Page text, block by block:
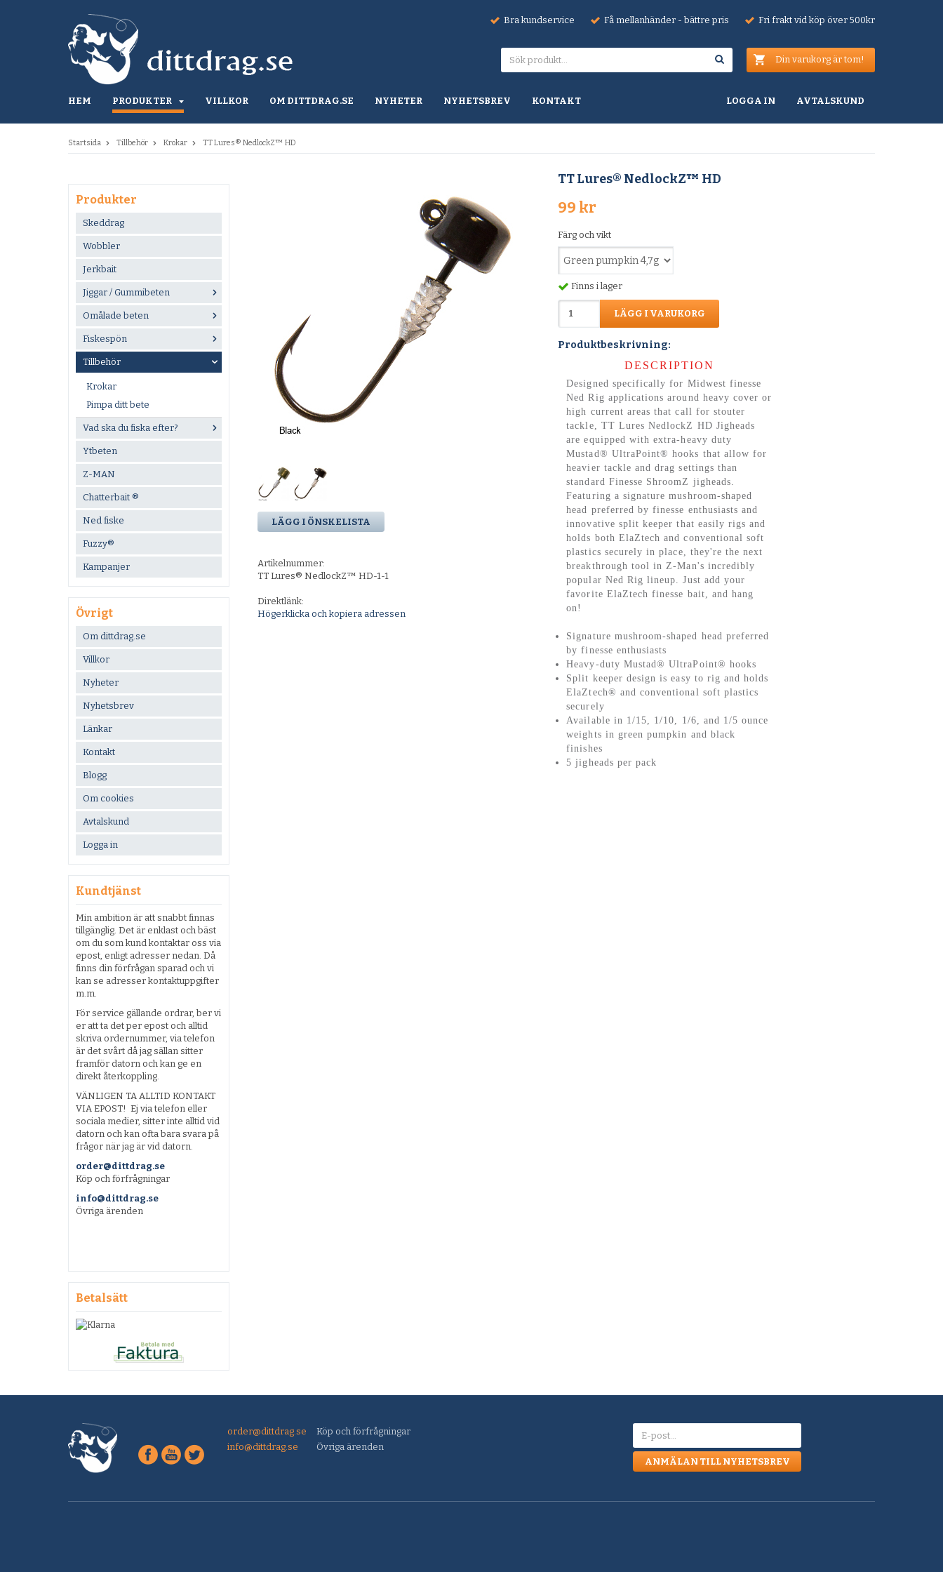
Bra kundservice Få mellanhänder - bättre pris Fri frakt vid köp över 500kr
Din varukorg är tom!
HEM PRODUKTER VILLKOR OM DITTDRAG.SE NYHETER NYHETSBREV KONTAKT AVTALSKUND
LOGGA IN
Startsida Tillbehör Krokar TT Lures® NedlockZ™ HD
Produkter
Skeddrag
Wobbler
Jerkbait
Jiggar / Gummibeten
Omålade beten
Fiskespön
Tillbehör
Krokar
Pimpa ditt bete
Vad ska du fiska efter?
Ytbeten
Z-MAN
Chatterbait ®
Ned fiske
Fuzzy®
Kampanjer
Övrigt
Om dittdrag.se
Villkor
Nyheter
Nyhetsbrev
Länkar
Kontakt
Blogg
Om cookies
Avtalskund
Logga in
Kundtjänst
Min ambition är att snabbt finnas
tillgänglig. Det är enklast och bäst
om du som kund kontaktar oss via
epost, enligt adresser nedan. Då
finns din förfrågan sparad och vi
kan se adresser kontaktuppgifter
m.m.
För service gällande ordrar, ber vi
er att ta det per epost och alltid
skriva ordernummer, via telefon
är det svårt då jag sällan sitter
framför datorn och kan ge en
direkt återkoppling.
VÄNLIGEN TA ALLTID KONTAKT
VIA EPOST! Ej via telefon eller
sociala medier, sitter inte alltid vid
datorn och kan ofta bara svara på
frågor när jag är vid datorn.
order@dittdrag.se
Köp och förfrågningar
info@dittdrag.se
Övriga ärenden
Betalsätt
TT Lures® NedlockZ™ HD
99 kr
Färg och vikt
Finns i lager
LÄGG I VARUKORG
Produktbeskrivning:
DESCRIPTION
Designed specifically for Midwest finesse
Ned Rig applications around heavy cover or
high current areas that call for stouter
tackle, TT Lures NedlockZ HD Jigheads
are equipped with extra-heavy duty
Mustad® UltraPoint® hooks that allow for
heavier tackle and drag settings than
standard Finesse ShroomZ jigheads.
Featuring a signature mushroom-shaped
head preferred by finesse enthusiasts and
innovative split keeper that easily rigs and
holds both ElaZtech and conventional soft
plastics securely in place, they're the next
breakthrough tool in Z-Man's incredibly
popular Ned Rig lineup. Just add your
favorite ElaZtech finesse bait, and hang
on!
Signature mushroom-shaped head preferred
by finesse enthusiasts
Heavy-duty Mustad® UltraPoint® hooks
Split keeper design is easy to rig and holds
ElaZtech® and conventional soft plastics
securely
Available in 1/15, 1/10, 1/6, and 1/5 ounce
weights in green pumpkin and black
finishes
5 jigheads per pack
LÄGG I ÖNSKELISTA
Artikelnummer:
TT Lures® NedlockZ™ HD-1-1
Direktlänk:
Högerklicka och kopiera adressen
order@dittdrag.se
Köp och förfrågningar
info@dittdrag.se
Övriga ärenden
ANMÄLAN TILL NYHETSBREV